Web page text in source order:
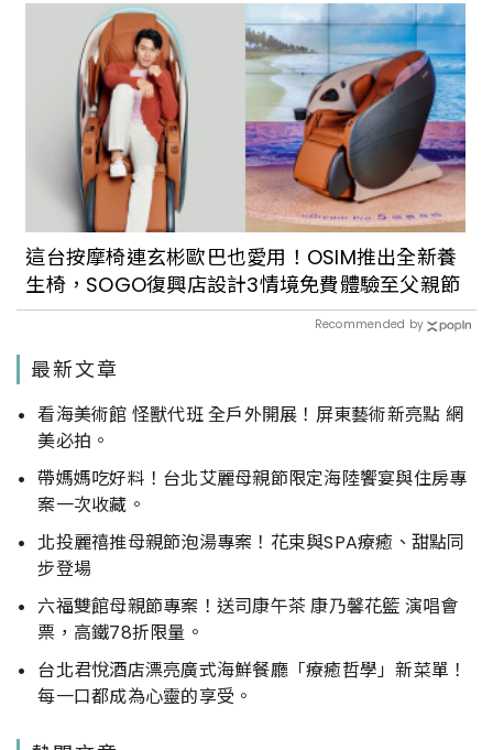
這台按摩椅連玄彬歐巴也愛用！OSIM推出全新養
生椅，SOGO復興店設計3情境免費體驗至父親節
Recommended by
最新文章
看海美術館 怪獸代班 全戶外開展！屏東藝術新亮點 網
美必拍。
帶媽媽吃好料！台北艾麗母親節限定海陸饗宴與住房專
案一次收藏。
北投麗禧推母親節泡湯專案！花束與SPA療癒、甜點同
步登場
六福雙館母親節專案！送司康午茶 康乃馨花籃 演唱會
票，高鐵78折限量。
台北君悅酒店漂亮廣式海鮮餐廳「療癒哲學」新菜單！
每一口都成為心靈的享受。